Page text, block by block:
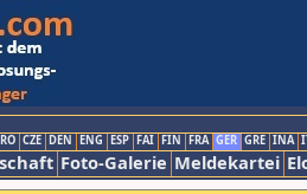
CZE DEN ENG ESP FAI FIN FRA GER GRE INA
Foto-Galerie Meldekartei